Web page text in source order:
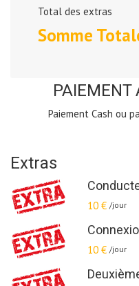
Total des extras
Somme
PAIEMENT
Paiement Cash ou
Extras
10 € /jour
10 € /jour